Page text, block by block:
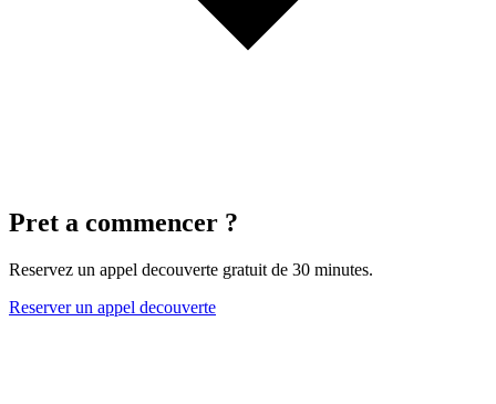
Pret a commencer ?
Reservez un appel decouverte gratuit de 30 minutes.
Reserver un appel decouverte